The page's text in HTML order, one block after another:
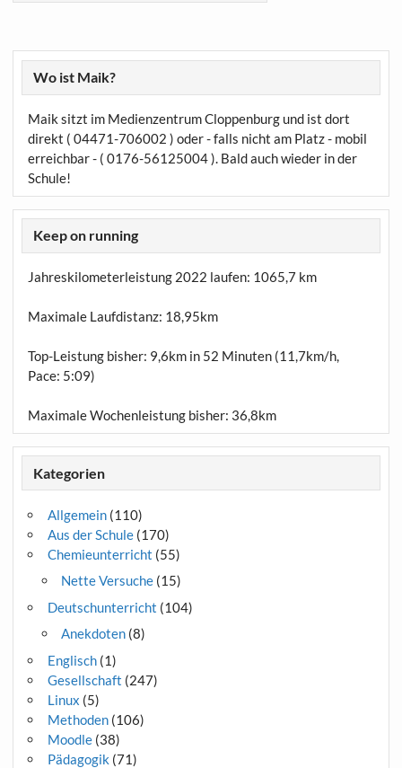
Wo ist Maik?
Maik sitzt im Medienzentrum Cloppenburg und ist dort
direkt ( 04471-706002 ) oder - falls nicht am Platz - mobil
erreichbar - ( 0176-56125004 ). Bald auch wieder in der
Schule!
Keep on running
Jahreskilometerleistung 2022 laufen: 1065,7 km
Maximale Laufdistanz: 18,95km
Top-Leistung bisher: 9,6km in 52 Minuten (11,7km/h,
Pace: 5:09)
Maximale Wochenleistung bisher: 36,8km
Kategorien
Allgemein(110)
Aus der Schule(170)
Chemieunterricht (55)
Nette Versuche(15)
Deutschunterricht (104)
Anekdoten(8)
Englisch(1)
Gesellschaft (247)
Linux (5)
Methoden(106)
Moodle(38)
Pädagogik (71)